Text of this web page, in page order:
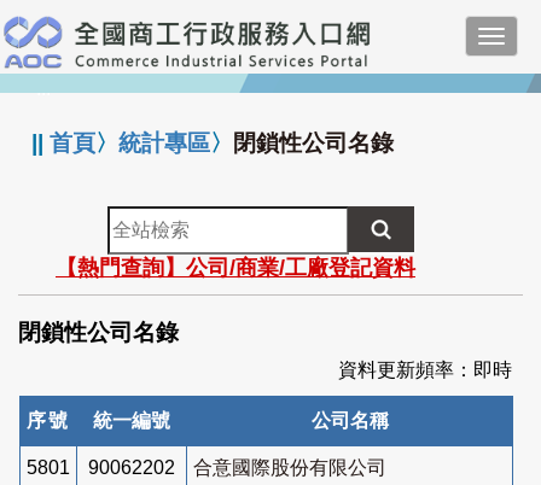
跳
到
主
要
:::
||首頁〉統計專區〉 閉鎖性公司名錄
全
站
檢
索
【熱門查詢】公司/商業/工廠登記資料
閉鎖性公司名錄
資料更新頻率：即時
序號 統一編號 公司名稱
5801 90062202 合意國際股份有限公司